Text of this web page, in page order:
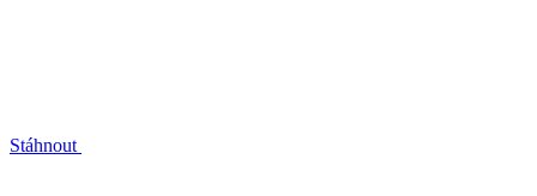
Stáhnout